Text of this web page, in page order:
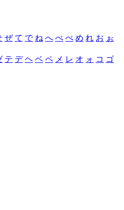
ぜ て で ね へ べ ぺ め れ お ぉ
テ デ ヘ ベ ペ メ レ オ ォ コ ゴ